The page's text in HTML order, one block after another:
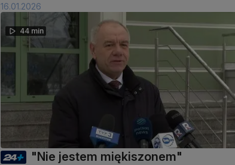
16.01.2026
44 min
"Nie jestem miękiszonem"